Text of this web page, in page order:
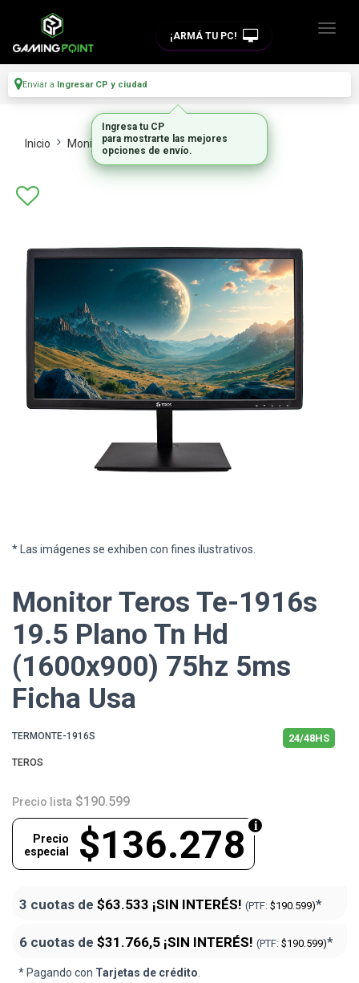
¡ARMÁ TU PC!
Enviar a Ingresar CP y ciudad
Inicio Monitores Y Tvs Monitores
* Las imágenes se exhiben con fines ilustrativos.
Monitor Teros Te-1916s
19.5 Plano Tn Hd
(1600x900) 75hz 5ms
Ficha Usa
TERMONTE-1916S 24/48HS
TEROS
Precio lista $190.599
$136.278
Precio
especial
3 cuotas de $63.533 ¡SIN INTERÉS! (PTF: $190.599)*
6 cuotas de $31.766,5 ¡SIN INTERÉS! (PTF: $190.599)*
* Pagando con Tarjetas de crédito.
Ingresa tu CP
para mostrarte las mejores
opciones de envío.